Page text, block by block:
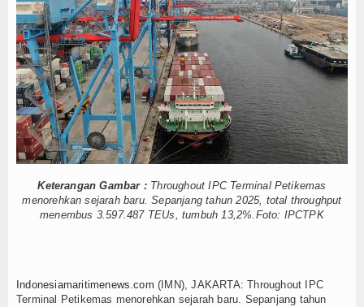
Hankam
Hukum
Internasional
Kelautan dan Perikanan
Kesehatan
Khazanah
Nasional
Logistik, IPC TPK Operasikan Alat Pemindai Peti Kemas Ekspor
KKP Jaga Rantai Produksi dan Tata Kelola
dan Populasi Kerang Dara di Bangka Belitung
Jurnalistik Bahas Pindar Inklusi Keuangan, dan Perlindungan Publik
Pindar, Pers Garda Terdepan Edukasi Publik Lawan Pinjol Ilegal
Kompetensi Lulusan Perguruan Tinggi
IPC TPK-Kejari Jakut
Rubiah Sigap Evakuasi ABK
5 Motor Harley Pretelan dari
Menaker: Pengelolaan K3 Menyentuh Esensi Perlindungan Nyawa
Logistik, IPC TPK Operasikan Alat Pemindai Peti Kemas Ekspor
KKP Jaga Rantai Produksi dan Tata Kelola
dan Populasi Kerang Dara di Bangka Belitung
Keterangan Gambar : Throughout IPC Terminal Petikemas
menorehkan sejarah baru. Sepanjang tahun 2025, total throughput
menembus 3.597.487 TEUs, tumbuh 13,2%.Foto: IPCTPK
Indonesiamaritimenews.com (IMN), JAKARTA: Throughout IPC
Terminal Petikemas menorehkan sejarah baru. Sepanjang tahun